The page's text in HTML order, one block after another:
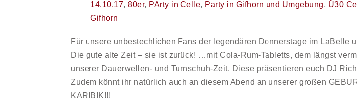
14.10.17, 80er, PArty in Celle, Party in Gifhorn und Umgebung, Ü30
Gifhorn
Für unsere unbestechlichen Fans der legendären Donnerstage im LaBelle
Die gute alte Zeit – sie ist zurück! …mit Cola-Rum-Tabletts, dem längst
unserer Dauerwellen- und Turnschuh-Zeit. Diese präsentieren euch DJ
Zudem könnt ihr natürlich auch an diesem Abend an unserer großen
KARIBIK!!!